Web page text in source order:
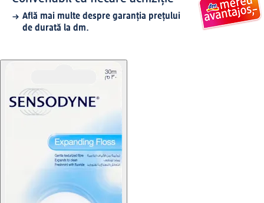
Află mai multe despre garanția prețului
de durată la dm.